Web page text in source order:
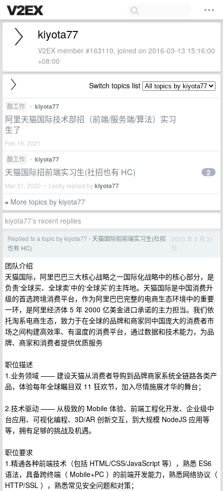
kiyota77
V2EX member #163110, joined on 2016-03-13 15:16:00
+08:00
Switch topics list
酷工作 • kiyota77
阿里天猫国际技术部招（前端/服务端/算法）实习
生了
Feb 19, 2021
酷工作
• kiyota77
天猫国际招前端实习生(社招也有 HC)
Mar 31, 2020 • Lastly replied bykiyota77
2
» More topics by kiyota77
kiyota77's recent replies
Replied to a topic by kiyota77 › 天猫国际招前端实习生(社招
也有 HC)
2020 年 3 月 31
日
团队介绍
天猫国际，阿里巴巴三大核心战略之一国际化战略中的核心部分，是
负责‘全球买、全球卖’中的‘全球买’的主阵地。天猫国际是中国消费升
级的首选跨境消费平台，作为阿里巴巴完整的电商生态环境中的重要
一环，是阿里经济体 5 年 2000 亿美金进口承诺的主力担当。我们依
托淘系电商生态，致力于在全球的品牌和商家同中国庞大的消费者市
场之间构建高效率、有温度的消费平台，通过数据和技术能力，为品
牌、商家和消费者提供优质服务
职位描述
1.业务领域 —— 建设天猫从消费者导购到品牌商家系统全链路各类产
品，体验每年全球瞩目双 11 狂欢节，加入尽情施展才华的舞台；
2.技术驱动 —— 从极致的 Mobile 体验、前端工程化开发、企业级中
台应用、可视化编程、3D/AR 创新交互，到大规模 NodeJS 应用等
等，拥有足够的挑战及机遇。
职位要求
1.精通各种前端技术（包括 HTML/CSS/JavaScript 等），熟悉 ES6
语法，具备跨终端（ Mobile+PC ）的前端开发能力，熟悉网络协议（
HTTP/SSL ），熟悉常见安全问题和对策；